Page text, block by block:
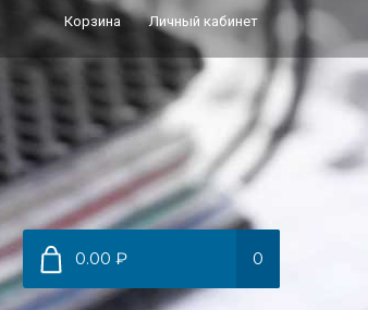
Корзина Личный кабинет
0.00 ₽ 0